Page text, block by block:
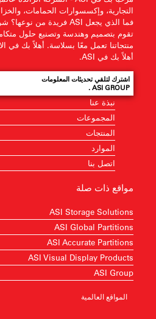
التجارية، وإكسسوارات الحمامات،
تقوم بتصميم وهندسة وتصنيع حلول
منتجاتنا تعمل معًا بسلاسة. أهلاً بك في
أهلاً بك في ASI.
اشترك لتلقي تحديثات المعلومات
ASI GROUP .
نبذة عنا
المجموعات
المنتجات
الموارد
اتصل بنا
مواقع ذات صلة
ASI Storage Solutions
ASI Global Partitions
ASI Accurate Partitions
ASI Visual Display Products
ASI Group
المواقع العالمية